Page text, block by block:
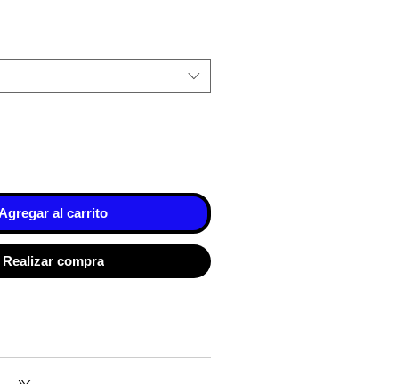
al carrito
Realizar compra